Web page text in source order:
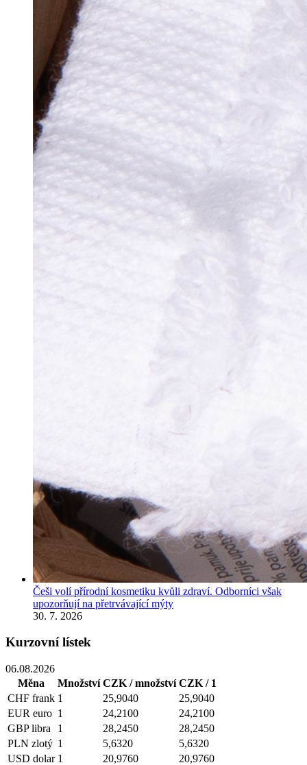
Češi volí přírodní kosmetiku kvůli zdraví. Odborníci však
upozorňují na přetrvávající mýty
30. 7. 2026
Kurzovní lístek
06.08.2026
Měna
Množství CZK / množství CZK / 1
CHF frank 1 25,9040
25,9040
EUR euro 1 24,2100
24,2100
GBP libra 1 28,2450
28,2450
PLN zlotý 1 5,6320
5,6320
USD dolar 1 20,9760
20,9760